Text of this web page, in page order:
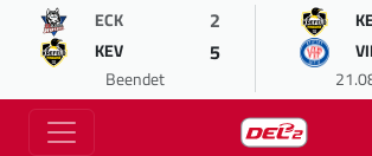
ECK 2
KEV 5
Beendet